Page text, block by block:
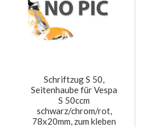
Schriftzug S 50,
Seitenhaube für Vespa
S 50ccm
schwarz/chrom/rot,
78x20mm, zum kleben